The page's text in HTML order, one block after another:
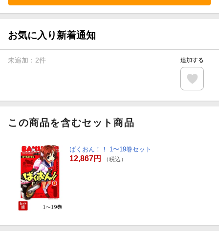
お気に入り新着通知
未追加： 2件 追加する
この商品を含むセット商品
ばくおん！！ 1〜19巻セット
12,867円 （税込）